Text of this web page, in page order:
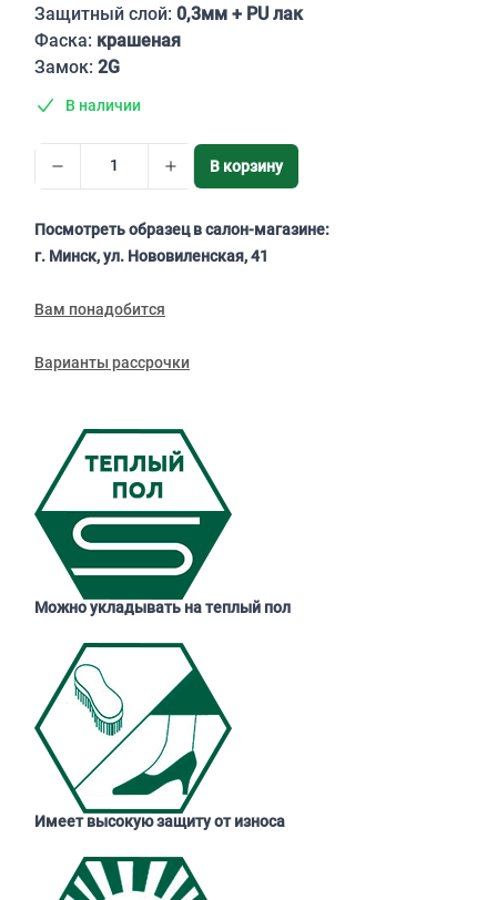
Защитный слой: 0,3мм + PU лак
Фаска: крашеная
Замок: 2G
В наличии
В корзину
Посмотреть образец в салон-магазине:
г. Минск, ул. Нововиленская, 41
Вам понадобится
Варианты рассрочки
Можно укладывать на теплый пол
Имеет высокую защиту от износа